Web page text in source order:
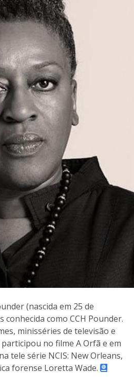
(nascida em 25 de
conhecida como CCH Pounder.
minisséries de televisão e
no filme A Orfã e em
tele série NCIS: New Orleans,
forense Loretta Wade.